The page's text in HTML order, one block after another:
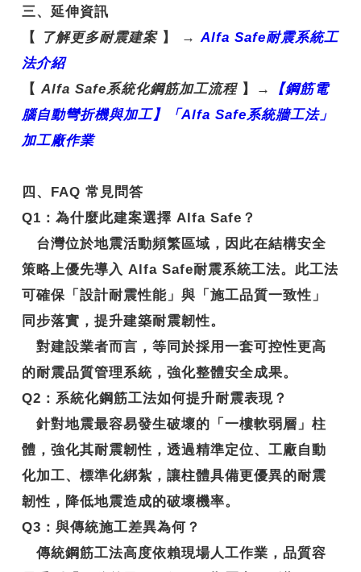
三、延伸資訊
【
了解更多耐震建案 】 →Alfa Safe耐震系統工
法介紹
【 Alfa Safe系統化鋼筋加工流程 】 → 【鋼筋電
腦自動彎折機與加工】「Alfa Safe系統牆工法」
加工廠作業
四、FAQ 常見問答
Q1 ： 為什麼此建案選擇 Alfa Safe？
台灣位於地震活動頻繁區域，因此在結構安全
策略上優先導入 Alfa Safe耐震系統工法。此工法
可確保「設計耐震性能」與「施工品質一致性」
同步落實，提升建築耐震韌性。
對建設業者而言，等同於採用一套可控性更高
的耐震品質管理系統，強化整體安全成果。
Q2 ：系統化鋼筋工法如何提升耐震表現？
針對地震最容易發生破壞的「一樓軟弱層」柱
體，強化其耐震韌性，透過精準定位、工廠自動
化加工、標準化綁紮，讓柱體具備更優異的耐震
韌性 ，降低地震造成的破壞機率。
Q3 ：與傳統施工差異為何？
傳統鋼筋工法高度依賴現場人工作業，品質容